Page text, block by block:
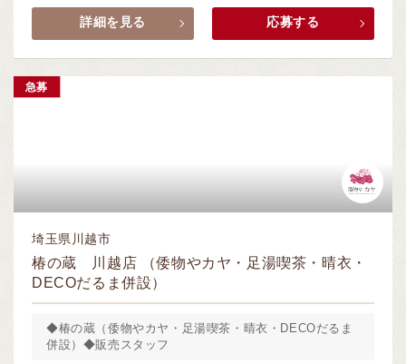
詳細を見る 応募する
埼玉県川越市
椿の蔵 川越店 （倭物やカヤ・足湯喫茶・晴衣・
DECOだるま併設）
◆椿の蔵（倭物やカヤ・足湯喫茶・晴衣・DECOだるま
併設）◆販売スタッフ
急募